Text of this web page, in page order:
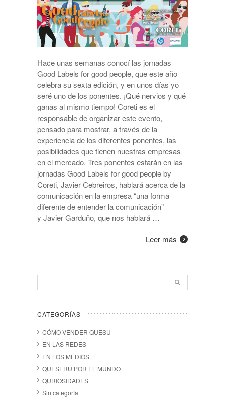
Hace unas semanas conocí las jornadas
Good Labels for good people, que este año
celebra su sexta edición, y en unos días yo
seré uno de los ponentes. ¡Qué nervios y qué
ganas al mismo tiempo! Coreti es el
responsable de organizar este evento,
pensado para mostrar, a través de la
experiencia de los diferentes ponentes, las
posibilidades que tienen nuestras empresas
en el mercado. Tres ponentes estarán en las
jornadas Good Labels for good people by
Coreti, Javier Cebreiros, hablará acerca de la
comunicación en la empresa “una forma
diferente de entender la comunicación”
y Javier Garduño, que nos hablará …
Leer más
CATEGORÍAS
CÓMO VENDER QUESU
EN LAS REDES
EN LOS MEDIOS
QUESERU POR EL MUNDO
QURIOSIDADES
Sin categoría